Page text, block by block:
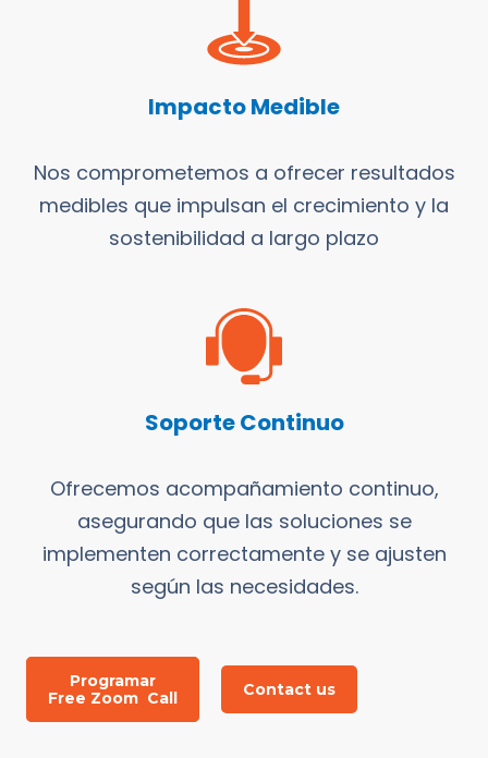
Impacto Medible
Nos comprometemos a ofrecer resultados
medibles que impulsan el crecimiento y la
sostenibilidad a largo plazo
Soporte Continuo
Ofrecemos acompañamiento continuo,
asegurando que las soluciones se
implementen correctamente y se ajusten
según las necesidades.
Programar
Free Zoom Call
Contact us